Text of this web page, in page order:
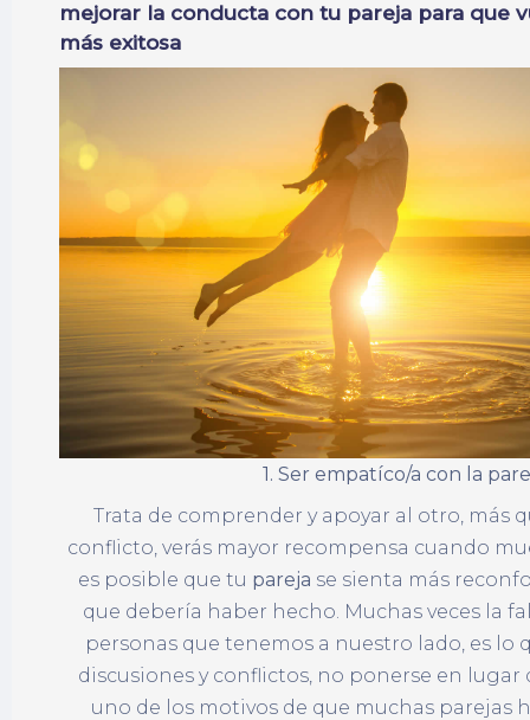
mejorar la conducta con tu pareja para que
más exitosa
1. Ser empatíco/a con la
Trata de comprender y apoyar al otro, más
conflicto, verás mayor recompensa cuando
es posible que tu pareja se sienta más
que debería haber hecho. Muchas veces la
personas que tenemos a nuestro lado, es lo
discusiones y conflictos, no ponerse en lugar
uno de los motivos de que muchas parejas